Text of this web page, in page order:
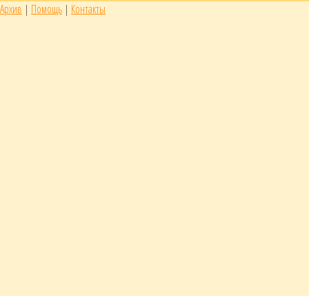
Архив | Помощь | Контакты